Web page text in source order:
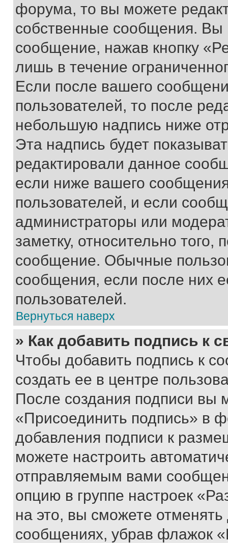
форума, то вы можете
собственные сообщения. Вы
сообщение, нажав кнопку
лишь в течение
Если после вашего
пользователей, то после
небольшую надпись ниже
Эта надпись будет
редактировали данное
если ниже вашего
пользователей, и если
администраторы или
заметку, относительно
сообщение. Обычные
сообщения, если после них
пользователей.
Вернуться наверх
» Как добавить подпись к
Чтобы добавить подпись к
создать ее в центре
После создания подписи вы
«Присоединить подпись» в
добавления подписи к
можете настроить
отправляемым вами
опцию в группе настроек
на это, вы сможете
сообщениях, убрав флажок